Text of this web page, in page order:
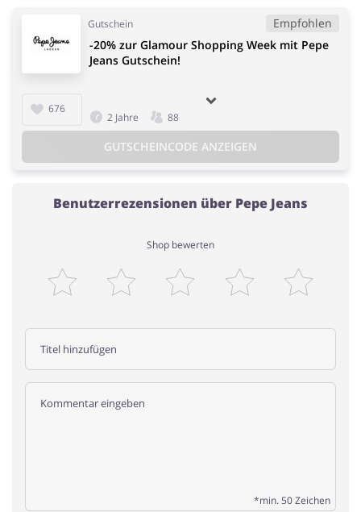
Gutschein Empfohlen
676
-20% zur Glamour Shopping Week mit Pepe
Jeans Gutschein!
2 Jahre 88
GUTSCHEINCODE ANZEIGEN
Benutzerrezensionen über Pepe Jeans
Shop bewerten
*min. 50 Zeichen